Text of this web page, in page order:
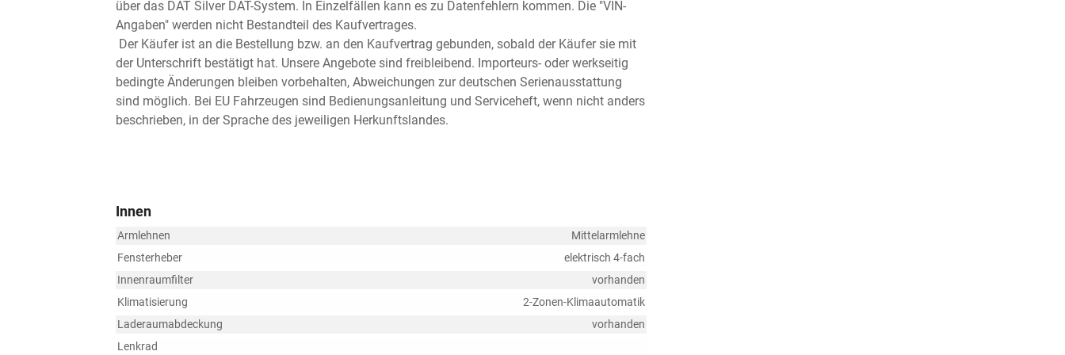
über das DAT Silver DAT-System. In Einzelfällen kann es zu Datenfehlern kommen. Die "VIN-
Angaben" werden nicht Bestandteil des Kaufvertrages.
Der Käufer ist an die Bestellung bzw. an den Kaufvertrag gebunden, sobald der Käufer sie mit
der Unterschrift bestätigt hat. Unsere Angebote sind freibleibend. Importeurs- oder werkseitig
bedingte Änderungen bleiben vorbehalten, Abweichungen zur deutschen Serienausstattung
sind möglich. Bei EU Fahrzeugen sind Bedienungsanleitung und Serviceheft, wenn nicht anders
beschrieben, in der Sprache des jeweiligen Herkunftslandes.
Innen
Armlehnen
Mittelarmlehne
Fensterheber
elektrisch 4-fach
Innenraumfilter
vorhanden
Klimatisierung
2-Zonen-Klimaautomatik
Laderaumabdeckung
vorhanden
Lenkrad